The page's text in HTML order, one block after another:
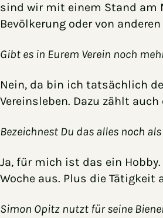
sind wir mit einem Stand am
Bevölkerung oder von
Gibt es in Eurem Verein noch
Nein, da bin ich tatsächlich
Vereinsleben. Dazu zählt
Bezeichnest Du das alles noch
Ja, für mich ist das ein
Woche aus. Plus die
Simon Opitz nutzt für seine